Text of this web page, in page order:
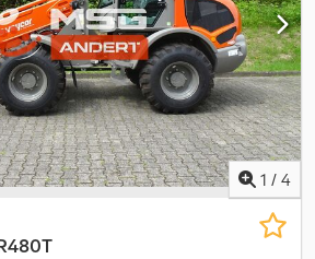
Dodpfsxugmwsx Acrokr
1 / 4